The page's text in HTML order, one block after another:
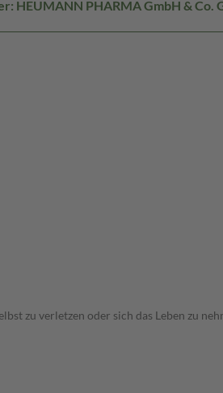
HEUMANN PHARMA GmbH & Co.
zu verletzen oder sich das Leben zu